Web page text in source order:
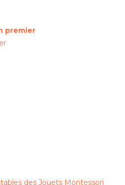
premier
des Jouets Montessori